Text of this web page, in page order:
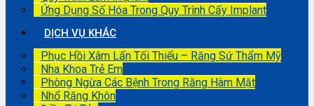
Ứng Dụng Số Hóa Trong Quy Trình Cấy Implant
DỊCH VỤ KHÁC
Phục Hồi Xâm Lấn Tối Thiểu – Răng Sứ Thẩm Mỹ
Nha Khoa Trẻ Em
Phòng Ngừa Các Bệnh Trong Răng Hàm Mặt
Nhổ Răng Khôn